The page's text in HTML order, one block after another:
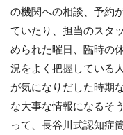
の機関への相談、予約
ていたり、担当のスタ
められた曜日、臨時の
況をよく把握している
が気になりだした時期
な大事な情報になるそ
って、長谷川式認知症